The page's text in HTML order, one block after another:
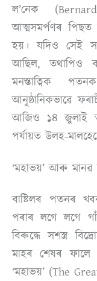
ল’নেক
আত্মসমৰ্পণৰ পিছত
হয়। যদিও সেই
আছিল, তথাপিও
মনস্তাত্বিক
আনুষ্ঠানিকভাৱে
আজিও ১৪ জুলাই
পৰ্যায়ত উলহ-
‘মহাভয়’ আৰু মানৱ
বাষ্টিলৰ পতনৰ
পৰাৰ লগে লগে
বিৰুদ্ধে সশস্ত্ৰ
মাহৰ শেষৰ ফালে
‘মহাভয়’ (The